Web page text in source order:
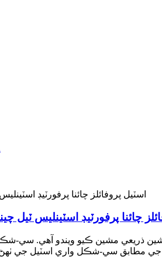
چائنا پرفورٽيڊ اسٽينلیس
ذريعي مشين ڪيو ويندو آهي. سي-